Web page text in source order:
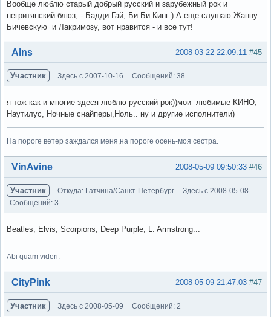
Вообще люблю старый добрый русский и зарубежный рок и
негритянский блюз, - Бадди Гай, Би Би Кинг:) А еще слушаю Жанну
Бичевскую и Лакримозу, вот нравится - и все тут!
Вне форума #45
2008-03-22 22:09:11
Alns
Участник Здесь с 2007-10-16 Сообщений: 38
я тож как и многие здеся люблю русский рок))мои любимые КИНО,
Наутилус, Ночные снайперы,Ноль.. ну и другие исполнители)
На пороге ветер заждался меня,на пороге осень-моя сестра.
Вне форума #46
2008-05-09 09:50:33
VinAvine
Участник Откуда: Гатчина/Санкт-Петербург
Здесь с 2008-05-08
Сообщений: 3
Beatles, Elvis, Scorpions, Deep Purple, L. Armstrong...
Abi quam videri.
Вне форума #47
2008-05-09 21:47:03
CityPink
Участник Здесь с 2008-05-09 Сообщений: 2